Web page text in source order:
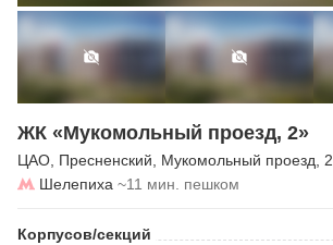
ЖК «Мукомольный проезд, 2»
ЦАО, Пресненский, Мукомольный проезд, 2
Шелепиха ~11 мин. пешком
Корпусов/секций